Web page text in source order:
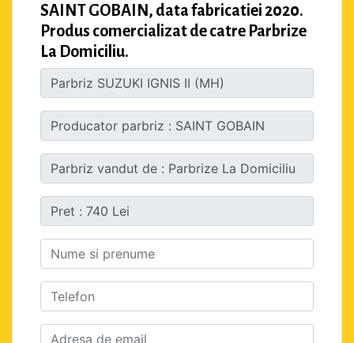
SAINT GOBAIN, data fabricatiei 2020.
Produs comercializat de catre Parbrize
La Domiciliu.